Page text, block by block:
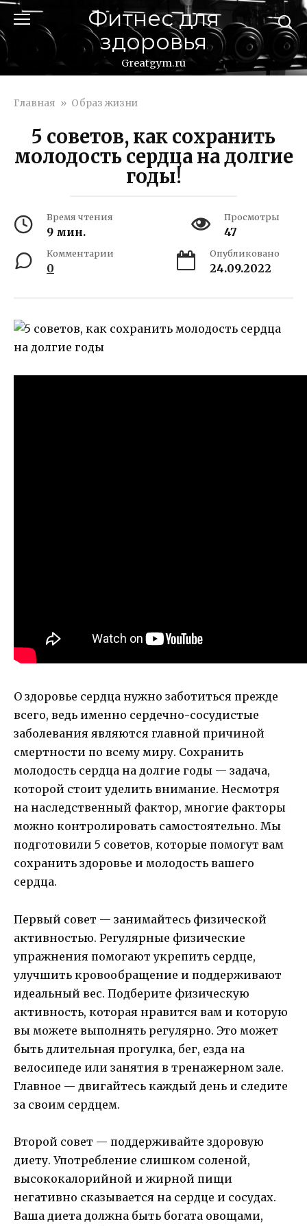
Перейти
контенту
Фитнес для
здоровья
Greatgym.ru
Главная » Образ жизни
5 советов, как сохранить
молодость сердца на долгие
годы!
Время чтения
9 мин.
Просмотры
47
Комментарии
0
Опубликовано
24.09.2022
О здоровье сердца нужно заботиться прежде
всего, ведь именно сердечно-сосудистые
заболевания являются главной причиной
смертности по всему миру. Сохранить
молодость сердца на долгие годы — задача,
которой стоит уделить внимание. Несмотря
на наследственный фактор, многие факторы
можно контролировать самостоятельно. Мы
подготовили 5 советов, которые помогут вам
сохранить здоровье и молодость вашего
сердца.
Первый совет — занимайтесь физической
активностью. Регулярные физические
упражнения помогают укрепить сердце,
улучшить кровообращение и поддерживают
идеальный вес. Подберите физическую
активность, которая нравится вам и которую
вы можете выполнять регулярно. Это может
быть длительная прогулка, бег, езда на
велосипеде или занятия в тренажерном зале.
Главное — двигайтесь каждый день и следите
за своим сердцем.
Второй совет — поддерживайте здоровую
диету. Употребление слишком соленой,
высококалорийной и жирной пищи
негативно сказывается на сердце и сосудах.
Ваша диета должна быть богата овощами,